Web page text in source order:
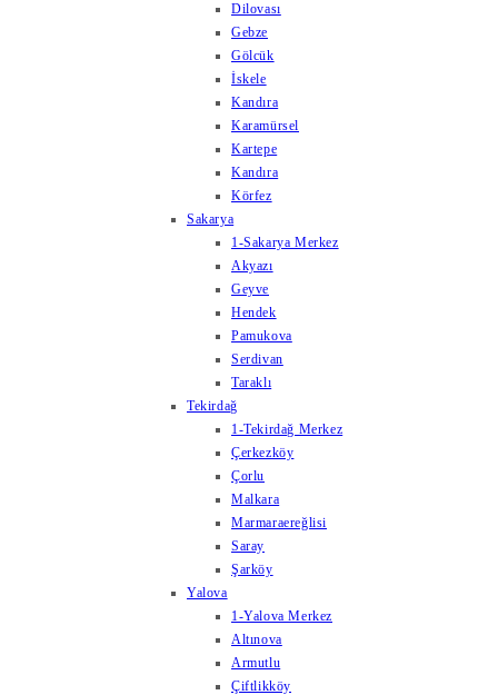
Dilovası
Gebze
Gölcük
İskele
Kandıra
Karamürsel
Kartepe
Kandıra
Körfez
Sakarya
1-Sakarya Merkez
Akyazı
Geyve
Hendek
Pamukova
Serdivan
Taraklı
Tekirdağ
1-Tekirdağ Merkez
Çerkezköy
Çorlu
Malkara
Marmaraereğlisi
Saray
Şarköy
Yalova
1-Yalova Merkez
Altınova
Armutlu
Çiftlikköy